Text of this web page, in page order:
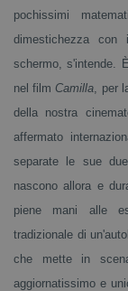
pochissimi
dimestichezza con
schermo, s'intende.
nel film Camilla, per
della nostra
affermato
separate le sue
nascono allora e
piene mani alle
tradizionale di
che mette in
aggiornatissimo e